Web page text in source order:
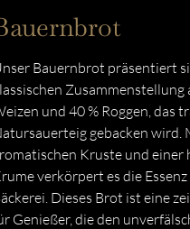
Bauernbrot präsentiert
Zusammenstellung
und 40 % Roggen, das
gebacken wird.
Kruste und einer
verkörpert es die
Dieses Brot ist eine
Genießer, die den